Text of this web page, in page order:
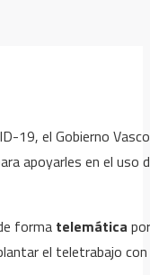
19, el Gobierno
apoyarles en el
forma telemática
el teletrabajo